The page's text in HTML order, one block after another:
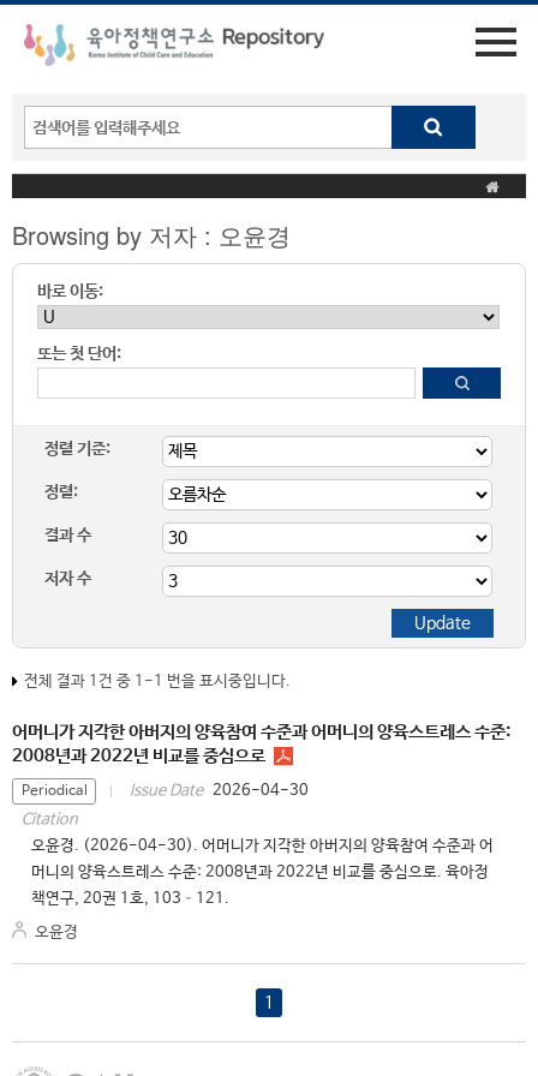
Browsing by 저자 : 오윤경
바로 이동:
또는 첫 단어:
정렬 기준:
정렬:
결과 수
저자 수
전체 결과 1건 중 1-1 번을 표시중입니다.
어머니가 지각한 아버지의 양육참여 수준과 어머니의 양육스트레스 수준:
2008년과 2022년 비교를 중심으로
Periodical Issue Date 2026-04-30
Citation
오윤경. (2026-04-30). 어머니가 지각한 아버지의 양육참여 수준과 어
머니의 양육스트레스 수준: 2008년과 2022년 비교를 중심으로. 육아정
책연구, 20권 1호, 103–121.
오윤경
1